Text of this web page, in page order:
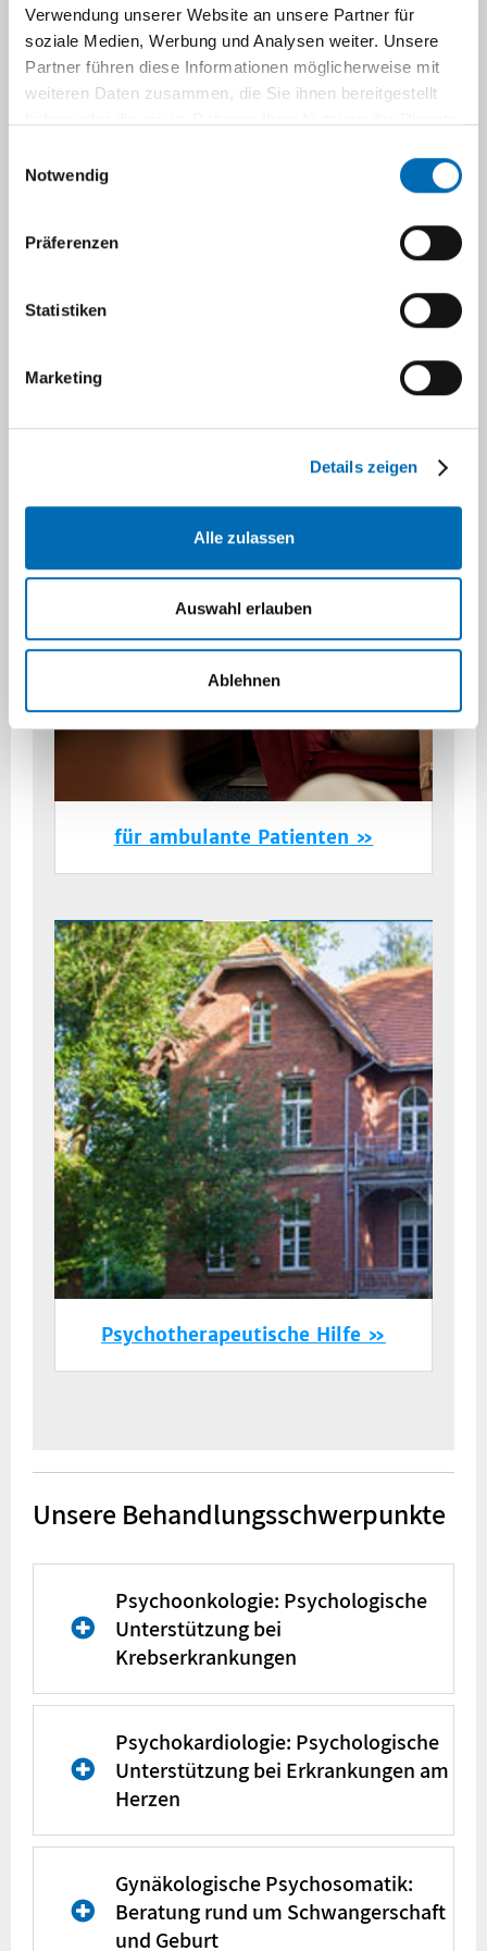
Verwendung unserer Website an unsere Partner für
soziale Medien, Werbung und Analysen weiter. Unsere
Partner führen diese Informationen möglicherweise mit
weiteren Daten zusammen, die Sie ihnen bereitgestellt
Notwendig
Präferenzen
Statistiken
Marketing
Details zeigen
Alle zulassen
Auswahl erlauben
Ablehnen
für ambulante Patienten
Psychotherapeutische Hilfe
Unsere Behandlungsschwerpunkte
Psychoonkologie: Psychologische
Unterstützung bei
Krebserkrankungen
Psychoonkologie
Das WortPsychoonkologie
setzt sich zusammen aus
“Psycho” = Selle, seelisch
Wissenschaft, die sich mit
Krebserkrankungen
Psychokardiologie: Psychologische
Unterstützung bei Erkrankungen am
Herzen
Psychokardiologie
Das Wort Psychokardiologie
Gynäkologische Psychosomatik:
Beratung rund um Schwangerschaft
und Geburt